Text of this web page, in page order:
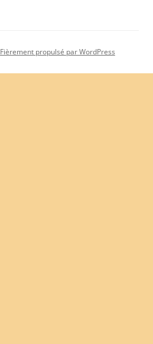
Fièrement propulsé par WordPress